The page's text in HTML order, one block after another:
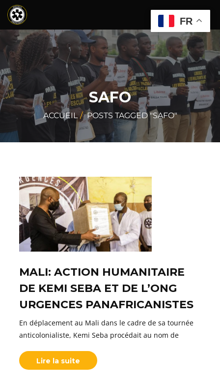
SAFO
ACCUEIL POSTS TAGGED "SAFO"
MALI: ACTION HUMANITAIRE
DE KEMI SEBA ET DE L’ONG
URGENCES PANAFRICANISTES
En déplacement au Mali dans le cadre de sa tournée
anticolonialiste, Kemi Seba procédait au nom de
Lire la suite
FR